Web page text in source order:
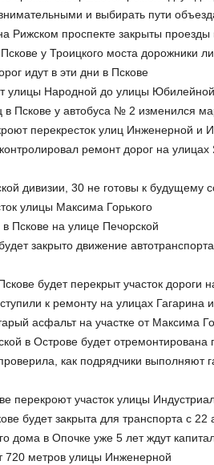
и выбирать пути
Рижском проспекте закрыты проезды
у Троицкого моста дорожники
идут в эти дни в Пскове
улицы Народной до улицы
Пскове у автобуса № 2 изменился
перекресток улиц Инженерной и
ремонт дорог на
дивизии, 30 не готовы к будущему
улицы Максима Горького
Пскове на улице Печорской
закрыто движение
будет перекрыт участок дороги
к ремонту на улицах Гагарина
асфальт на участке от Максима
в Острове будет отремонтирована
как подрядчики выполняют
перекроют участок улицы
будет закрыта для транспорта с
дома в Опочке уже 5 лет ждут
720 метров улицы Инженерной